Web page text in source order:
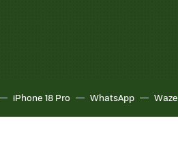
iPhone 18 Pro WhatsApp Waze